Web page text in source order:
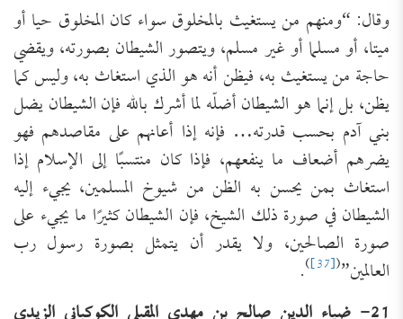
وقال: “ومنهم من يستغيث بالمخلوق سواء كان المخلوق حيا أو
ميتا، أو مسلما أو غير مسلم، ويتصور الشيطان بصورته، ويقضي
حاجة من يستغيث به، فيظن أنه هو الذي استغاث به، وليس كما
يظن، بل إنما هو الشيطان أضلّه لما أشرك بالله فإن الشيطان يضل
بني آدم بحسب قدرته… فإنه إذا أعانهم على مقاصدهم فهو
يضرهم أضعاف ما ينفعهم، فإذا كان منتسبًا إلى الإسلام إذا
استغاث بمن يحسن به الظن من شيوخ المسلمين، يجيء إليه
الشيطان في صورة ذلك الشيخ، فإن الشيطان كثيرًا ما يجيء على
صورة الصالحين، ولا يقدر أن يتمثل بصورة رسول رب
العالمين”(
[37]
)
.